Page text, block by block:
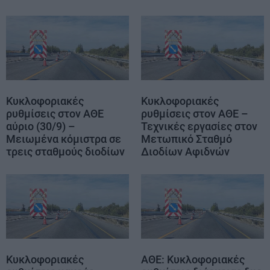
Κυκλοφοριακές
ρυθμίσεις στον ΑΘΕ
αύριο (30/9) –
Μειωμένα κόμιστρα σε
τρεις σταθμούς διοδίων
Κυκλοφοριακές
ρυθμίσεις στον ΑΘΕ –
Τεχνικές εργασίες στον
Μετωπικό Σταθμό
Διοδίων Αφιδνών
Κυκλοφοριακές
ΑΘΕ: Κυκλοφοριακές